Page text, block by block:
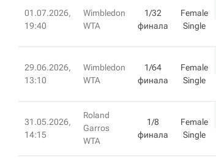
01.07.2026,
19:40
Wimbledon
WTA
1/32
финала
Female
Single
29.06.2026,
13:10
Wimbledon
WTA
1/64
финала
Female
Single
31.05.2026,
14:15
Roland
Garros
WTA
1/8
финала
Female
Single